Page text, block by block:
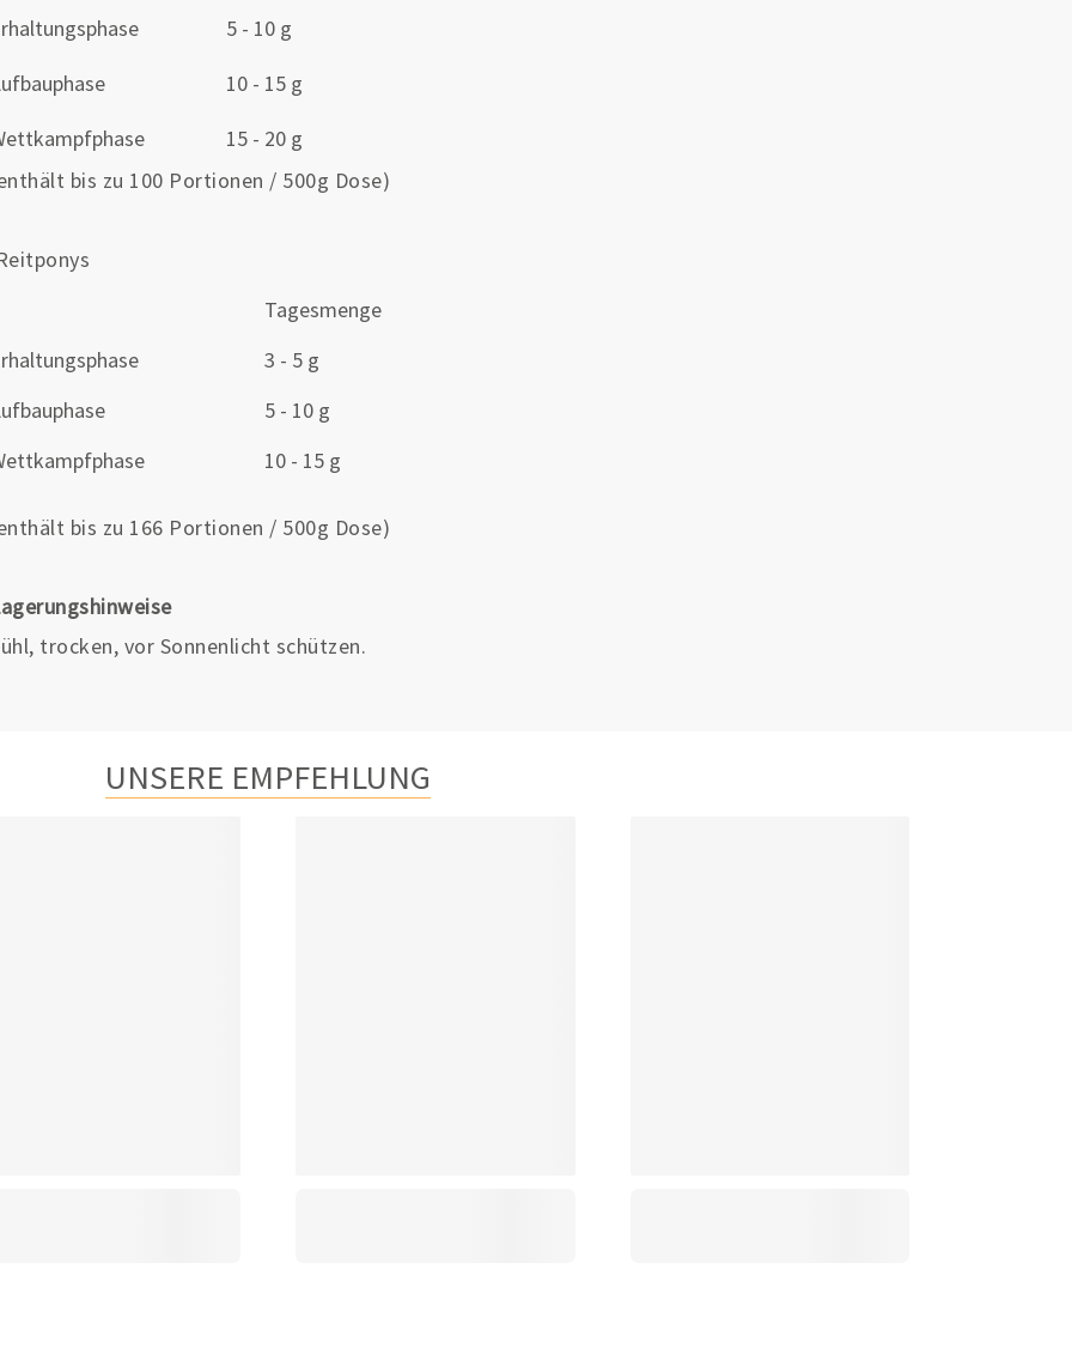
5 - 10 g
10 - 15 g
15 - 20 g
bis zu 100 Portionen / 500g Dose)
Tagesmenge
3 - 5 g
5 - 10 g
10 - 15 g
bis zu 166 Portionen / 500g Dose)
trocken, vor Sonnenlicht schützen.
UNSERE EMPFEHLUNG